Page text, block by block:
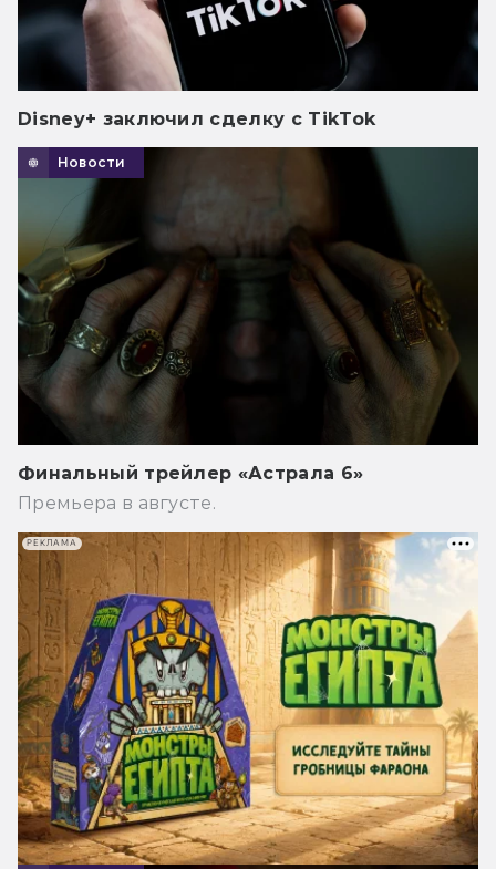
Disney+ заключил сделку с TikTok
Новости
Финальный трейлер «Астрала 6»
Премьера в августе.
РЕКЛАМА